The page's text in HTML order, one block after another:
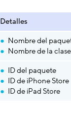
Detalles
Nombre del
Nombre de la clase
ID del paquete
ID de iPhone Store
ID de iPad Store